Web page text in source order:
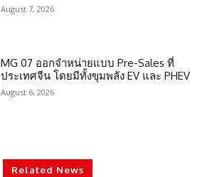
August 7, 2026
MG 07 ออกจำหน่ายแบบ Pre-Sales ที่
ประเทศจีน โดยมีทั้งขุมพลัง EV และ PHEV
August 6, 2026
Related News